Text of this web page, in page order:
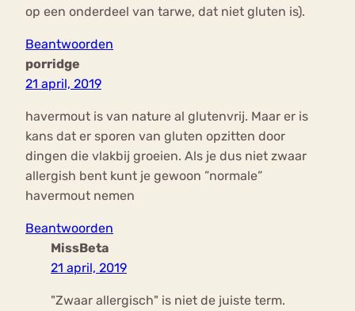
op een onderdeel van tarwe, dat niet gluten is).
Beantwoorden
porridge
21 april, 2019
havermout is van nature al glutenvrij. Maar er is
kans dat er sporen van gluten opzitten door
dingen die vlakbij groeien. Als je dus niet zwaar
allergish bent kunt je gewoon ”normale”
havermout nemen
Beantwoorden
MissBeta
21 april, 2019
"Zwaar allergisch" is niet de juiste term.